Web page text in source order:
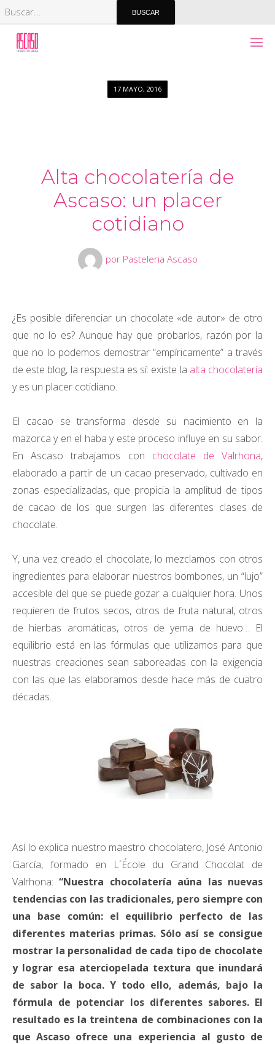
17 MAYO, 2016
Alta chocolatería de
Ascaso: un placer
cotidiano
por Pasteleria Ascaso
¿Es posible diferenciar un chocolate «de autor» de otro
que no lo es? Aunque hay que probarlos, razón por la
que no lo podemos demostrar “empíricamente” a través
de este blog, la respuesta es sí: existe la alta chocolatería
y es un placer cotidiano.
El cacao se transforma desde su nacimiento en la
mazorca y en el haba y este proceso influye en su sabor.
En Ascaso trabajamos con chocolate de Valrhona,
elaborado a partir de un cacao preservado, cultivado en
zonas especializadas, que propicia la amplitud de tipos
de cacao de los que surgen las diferentes clases de
chocolate.
Y, una vez creado el chocolate, lo mezclamos con otros
ingredientes para elaborar nuestros bombones, un “lujo”
accesible del que se puede gozar a cualquier hora. Unos
requieren de frutos secos, otros de fruta natural, otros
de hierbas aromáticas, otros de yema de huevo… El
equilibrio está en las fórmulas que utilizamos para que
nuestras creaciones sean saboreadas con la exigencia
con las que las elaboramos desde hace más de cuatro
décadas.
Así lo explica nuestro maestro chocolatero, José Antonio
García, formado en L´École du Grand Chocolat de
Valrhona:“Nuestra chocolatería aúna las nuevas
tendencias con las tradicionales, pero siempre con
una base común: el equilibrio perfecto de las
diferentes materias primas. Sólo así se consigue
mostrar la personalidad de cada tipo de chocolate
y lograr esa aterciopelada textura que inundará
de sabor la boca. Y todo ello, además, bajo la
fórmula de potenciar los diferentes sabores. El
resultado es la treintena de combinaciones con la
que Ascaso ofrece una experiencia al gusto de